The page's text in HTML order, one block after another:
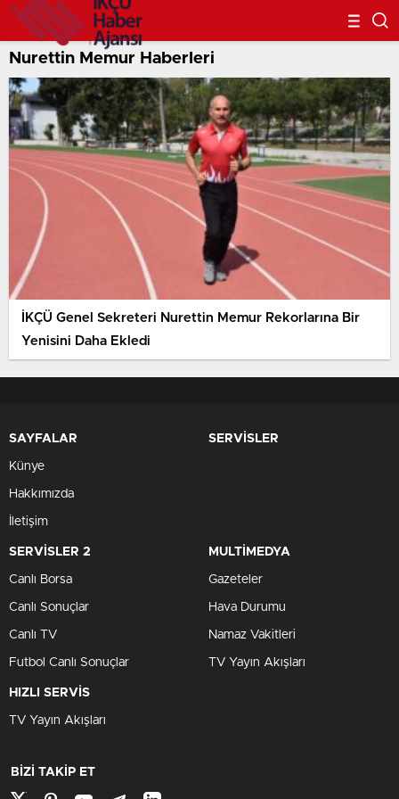
Nurettin Memur Haberleri
İKÇÜ Genel Sekreteri Nurettin Memur Rekorlarına Bir
Yenisini Daha Ekledi
SAYFALAR
Künye
Hakkımızda
İletişim
SERVİSLER
SERVİSLER 2
Canlı Borsa
Canlı Sonuçlar
Canlı TV
Futbol Canlı Sonuçlar
MULTİMEDYA
Gazeteler
Hava Durumu
Namaz Vakitleri
TV Yayın Akışları
HIZLI SERVİS
TV Yayın Akışları
BİZİ TAKİP ET